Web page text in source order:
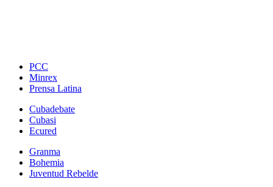
PCC
Minrex
Prensa Latina
Cubadebate
Cubasi
Ecured
Granma
Bohemia
Juventud Rebelde